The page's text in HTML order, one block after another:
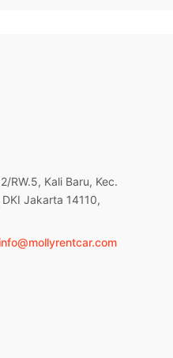
RW.5, Kali Baru, Kec.
Jakarta 14110,
info@mollyrentcar.com